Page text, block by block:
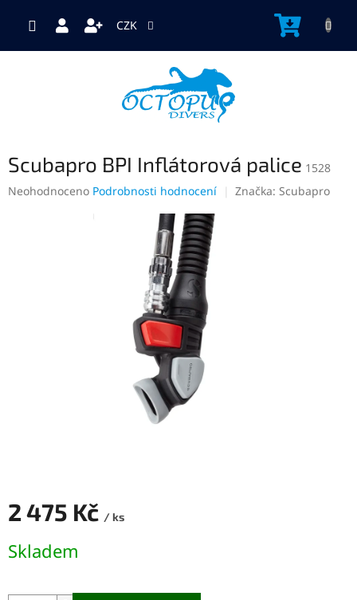
CZK
Scubapro BPI Inflátorová palice 1528
Průměrné
Neohodnoceno Podrobnosti hodnocení Značka: Scubapro
2 475 Kč / ks
cena:
Skladem